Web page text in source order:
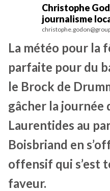
Christophe
journalisme
La météo pour la
parfaite pour du
le Brock de
gâcher la journée
Laurentides au
Boisbriand en
offensif qui s’est
faveur.